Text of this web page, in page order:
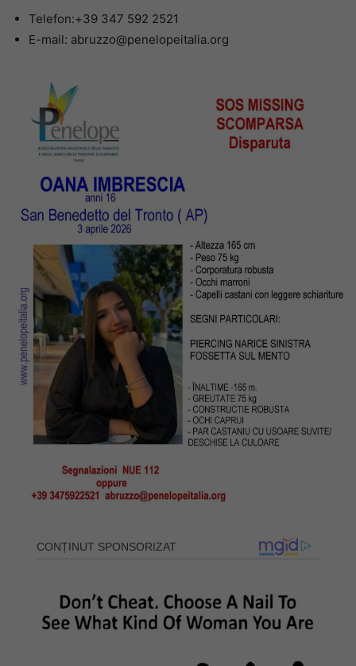
Telefon:+39 347 592 2521
E-mail: abruzzo@penelopeitalia.org